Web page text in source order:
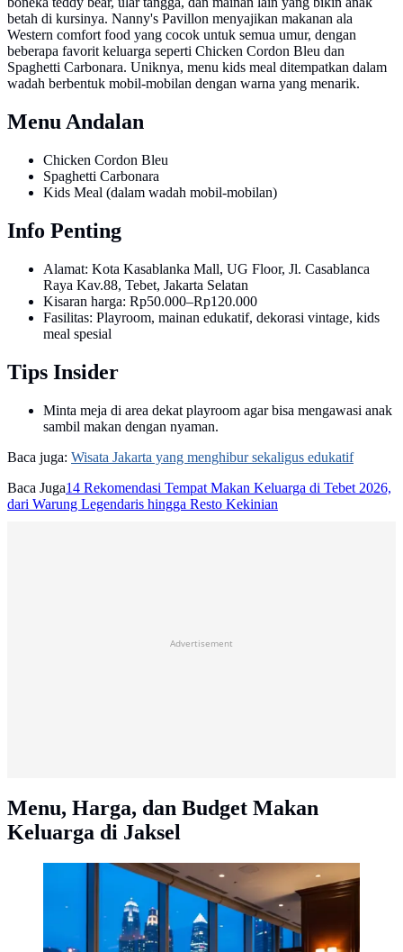
betah di kursinya. Nanny's Pavillon menyajikan makanan ala
Western comfort food yang cocok untuk semua umur, dengan
beberapa favorit keluarga seperti Chicken Cordon Bleu dan
Spaghetti Carbonara. Uniknya, menu kids meal ditempatkan dalam
wadah berbentuk mobil-mobilan dengan warna yang menarik.
Menu Andalan
Chicken Cordon Bleu
Spaghetti Carbonara
Kids Meal (dalam wadah mobil-mobilan)
Info Penting
Alamat: Kota Kasablanka Mall, UG Floor, Jl. Casablanca
Raya Kav.88, Tebet, Jakarta Selatan
Kisaran harga: Rp50.000–Rp120.000
Fasilitas: Playroom, mainan edukatif, dekorasi vintage, kids
meal spesial
Tips Insider
Minta meja di area dekat playroom agar bisa mengawasi anak
sambil makan dengan nyaman.
Baca juga: Wisata Jakarta yang menghibur sekaligus edukatif
Baca Juga14 Rekomendasi Tempat Makan Keluarga di Tebet 2026,
dari Warung Legendaris hingga Resto Kekinian
Advertisement
Menu, Harga, dan Budget Makan
Keluarga di Jaksel